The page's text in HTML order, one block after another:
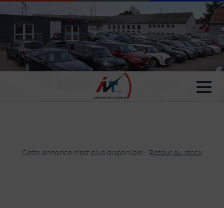
Cette annonce n'est plus disponible - Retour au stock
Paramètres avancés des cookies